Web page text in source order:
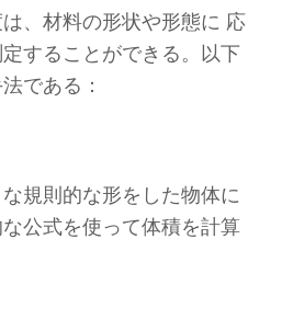
、材料の形状や形態に 応
することができる。以下
である：
規則的な形をした物体に
公式を使って体積を計算